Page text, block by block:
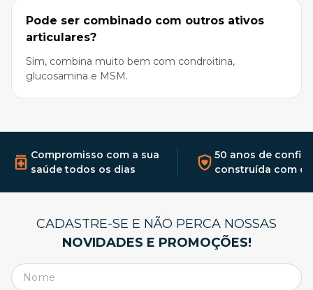
Pode ser combinado com outros ativos
articulares?
Sim, combina muito bem com condroitina,
glucosamina e MSM.
Compromisso com a sua
saúde todos os dias
50 anos de
construída com
CADASTRE-SE E NÃO PERCA NOSSAS
NOVIDADES E PROMOÇÕES!